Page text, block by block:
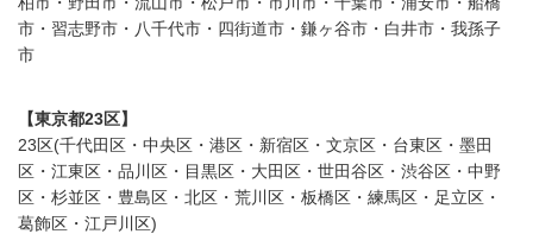
市・習志野市・八千代市・四街道市・鎌ヶ谷市・白井市・我孫子
市
【東京都23区】
23区(千代田区・中央区・港区・新宿区・文京区・台東区・墨田
区・江東区・品川区・目黒区・大田区・世田谷区・渋谷区・中野
区・杉並区・豊島区・北区・荒川区・板橋区・練馬区・足立区・
葛飾区・江戸川区)